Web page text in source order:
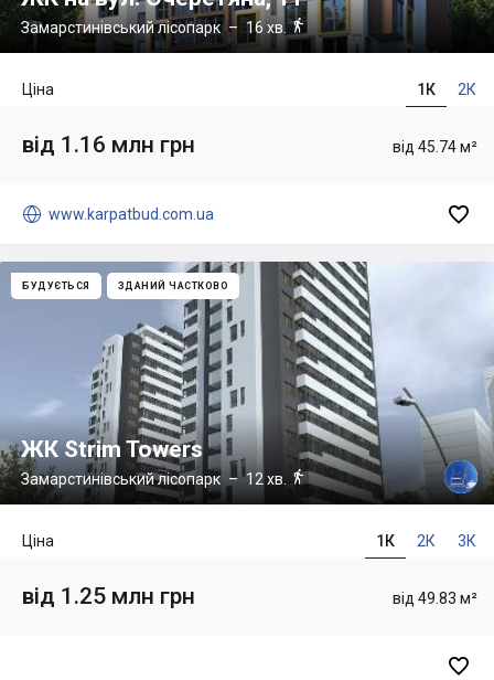
Замарстинівський лісопарк– 16 хв.
1К 2К
Ціна
від 45.74 м²
від 1.16 млн грн
 www.karpatbud.com.ua 
БУДУЄТЬСЯ ЗДАНИЙ ЧАСТКОВО
ЖК Strim Towers
Замарстинівський лісопарк– 12 хв. 
1К 2К 3К
Ціна
від 49.83 м²
від 1.25 млн грн
